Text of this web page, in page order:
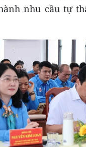
núi phía Bắc
nhu cầu tự